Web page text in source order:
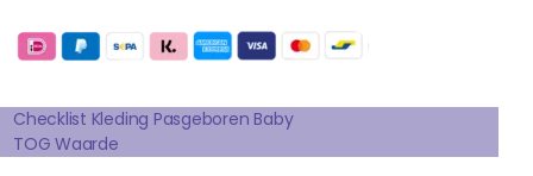
B
O
O
K
A
R
A
M
E
R
E
S
T
E
D
I
N
O
K
Checklist Kleding Pasgeboren Baby
TOG Waarde